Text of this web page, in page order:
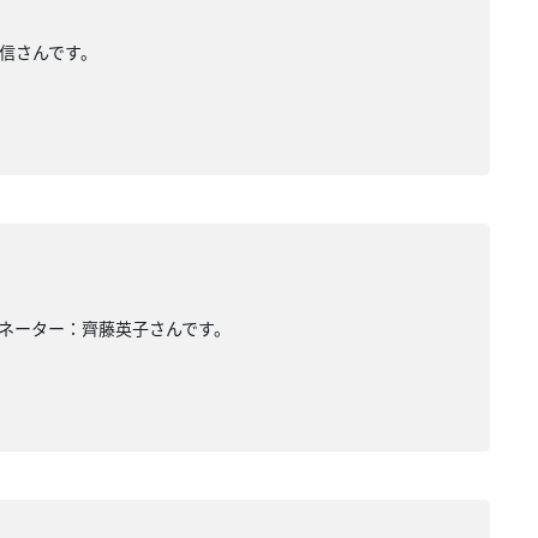
んです。
ター：齊藤英子さんです。